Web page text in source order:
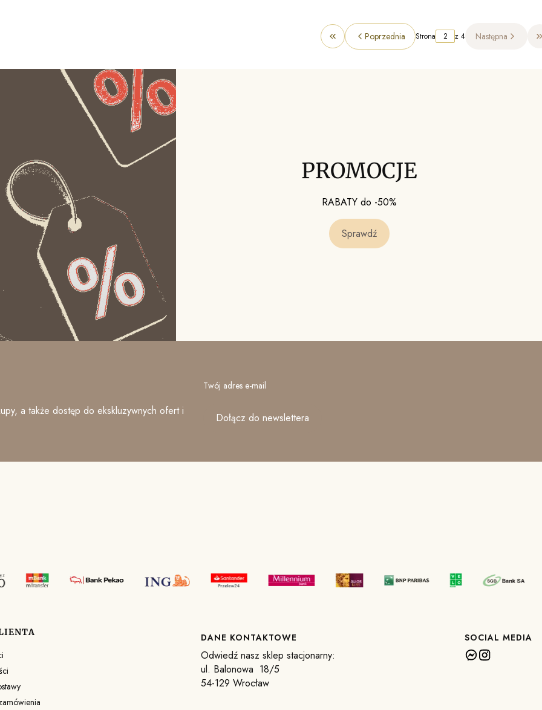
Wróć do pierwszej strony z produktami
Poprzednia Strona z 4 Następna
PROMOCJE
RABATY do -50%
Sprawdź
a także dostęp do ekskluzywnych ofert i
Twój adres e-mail
Dołącz do newslettera
DANE KONTAKTOWE
Odwiedź nasz sklep stacjonarny:
ul. Balonowa 18/5
54-129 Wrocław
SOCIAL MEDIA